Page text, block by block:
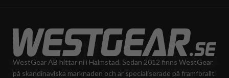
WestGear AB hittar ni i Halmstad. Sedan 2012 finns WestGear
på skandinaviska marknaden och är specialiserade på framförallt